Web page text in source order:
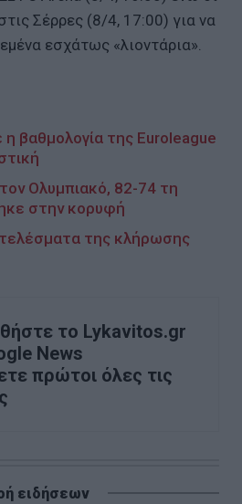
Σέρρες (8/4, 17:00) για να
εσχάτως «λιοντάρια».
βαθμολογία της Euroleague
Ολυμπιακό, 82-74 τη
στην κορυφή
της κλήρωσης
το Lykavitos.gr
News
πρώτοι όλες τις
ειδήσεων